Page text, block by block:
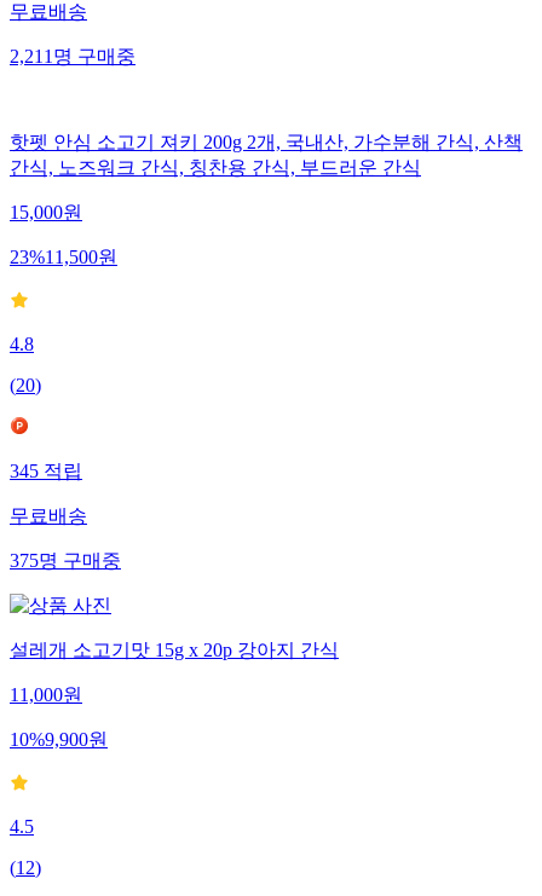
무료배송
2,211명구매중
핫펫 안심 소고기 져키 200g 2개, 국내산, 가수분해 간식, 산책
간식, 노즈워크 간식, 칭찬용 간식, 부드러운 간식
15,000원
23%11,500원
4.8
(20)
345적립
무료배송
375명구매중
설레개 소고기맛 15g x 20p 강아지 간식
11,000원
10%9,900원
4.5
(12)